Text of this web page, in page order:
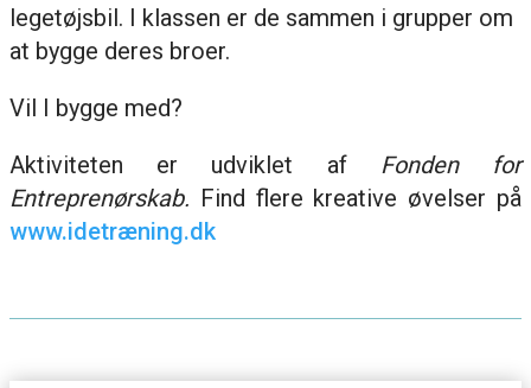
legetøjsbil. I klassen er de sammen i grupper om
at bygge deres broer.
Vil I bygge med?
Aktiviteten er udviklet af Fonden for
Entreprenørskab. Find flere kreative øvelser på
www.idetræning.dk